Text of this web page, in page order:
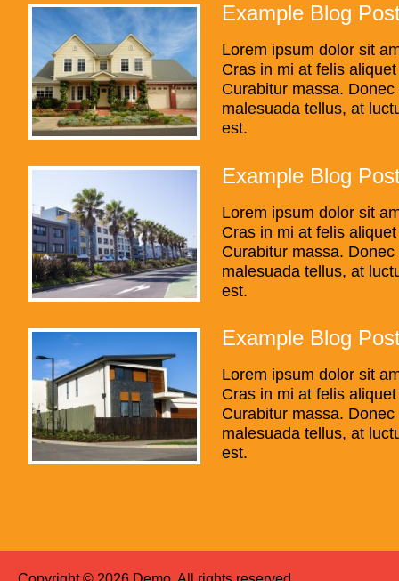
Example Blog
Lorem ipsum dolor sit
Cras in mi at felis
Curabitur massa.
malesuada tellus, at
est.
Example Blog
Lorem ipsum dolor sit
Cras in mi at felis
Curabitur massa.
malesuada tellus, at
est.
Example Blog
Lorem ipsum dolor sit
Cras in mi at felis
Curabitur massa.
malesuada tellus, at
est.